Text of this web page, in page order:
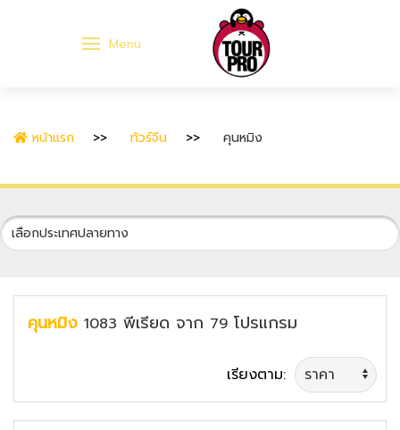
Menu
หน้าแรก ทัวร์จีน คุนหมิง
คุนหมิง 1083 พีเรียด จาก 79 โปรแกรม
เรียงตาม: